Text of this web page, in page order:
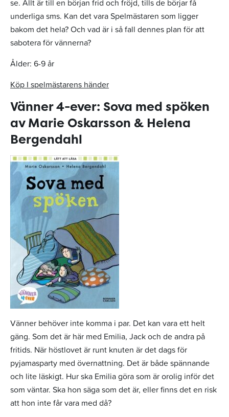
se. Allt är till en början frid och fröjd, tills de börjar få
underliga sms. Kan det vara Spelmästaren som ligger
bakom det hela? Och vad är i så fall dennes plan för att
sabotera för vännerna?
Ålder: 6-9 år
Köp I spelmästarens händer
Vänner 4-ever: Sova med spöken
av Marie Oskarsson & Helena
Bergendahl
Vänner behöver inte komma i par. Det kan vara ett helt
gäng. Som det är här med Emilia, Jack och de andra på
fritids. När höstlovet är runt knuten är det dags för
pyjamasparty med övernattning. Det är både spännande
och lite läskigt. Hur ska Emilia göra som är orolig inför det
som väntar. Ska hon säga som det är, eller finns det en risk
att hon inte får vara med då?